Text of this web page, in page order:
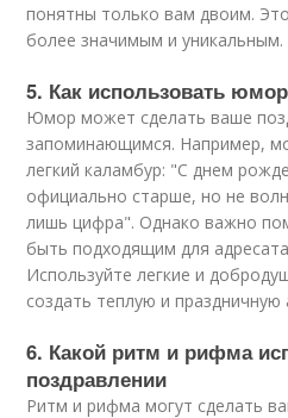
понятны только вам двоим.
более значимым и уникальным.
5. Как использовать
Юмор может сделать ваше
запоминающимся. Например,
легкий каламбур: "С днем
официально старше, но не
лишь цифра". Однако важно
быть подходящим для
Используйте легкие и
создать теплую и праздничную
6. Какой ритм и рифма
поздравлении
Ритм и рифма могут сделать